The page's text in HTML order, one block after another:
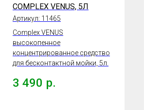
COMPLEX VENUS, 5Л
Артикул: 11465
Complex VENUS
высокопенное
концентрированное средство
для бесконтактной мойки, 5л.
3 490 р.